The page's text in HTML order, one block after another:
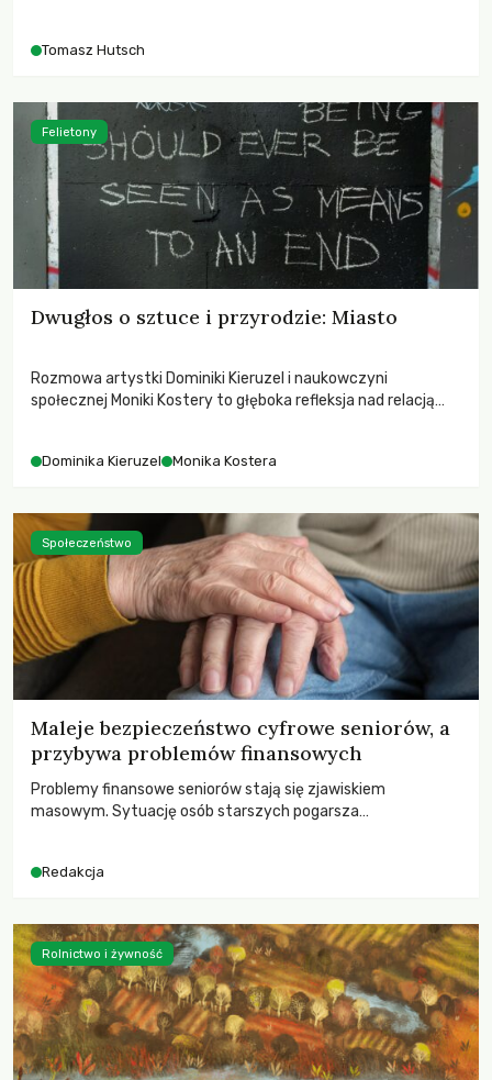
największych katastrof w swoich dziejach.
Tomasz Hutsch
Dwugłos o sztuce i przyrodzie: Miasto
Rozmowa artystki Dominiki Kieruzel i naukowczyni
społecznej Moniki Kostery to głęboka refleksja nad relacją
Dominika Kieruzel Monika Kostera
Felietony
Maleje bezpieczeństwo cyfrowe seniorów, a
przybywa problemów finansowych
Problemy finansowe seniorów stają się zjawiskiem
masowym. Sytuację osób starszych pogarsza
Redakcja
Społeczeństwo
Rolnictwo i żywność